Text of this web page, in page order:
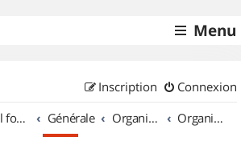
Menu
Connexion
Inscription
Accueil forum Générale Organisation de sorties & Recherche de partenaires Organisation de sorties en région Corse